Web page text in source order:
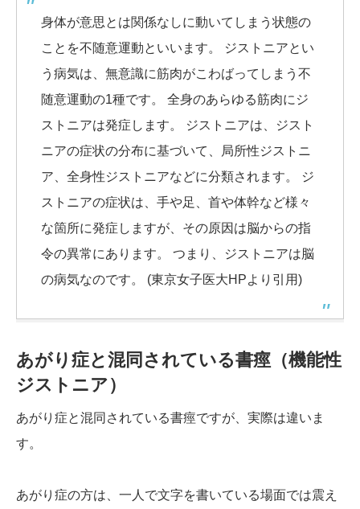
身体が意思とは関係なしに動いてしまう状態の
ことを不随意運動といいます。 ジストニアとい
う病気は、無意識に筋肉がこわばってしまう不
随意運動の1種です。 全身のあらゆる筋肉にジ
ストニアは発症します。 ジストニアは、ジスト
ニアの症状の分布に基づいて、局所性ジストニ
ア、全身性ジストニアなどに分類されます。 ジ
ストニアの症状は、手や足、首や体幹など様々
な箇所に発症しますが、その原因は脳からの指
令の異常にあります。 つまり、ジストニアは脳
の病気なのです。 (東京女子医大HPより引用)
あがり症と混同されている書痙（機能性
ジストニア）
あがり症と混同されている書痙ですが、実際は違いま
す。
あがり症の方は、一人で文字を書いている場面では震え